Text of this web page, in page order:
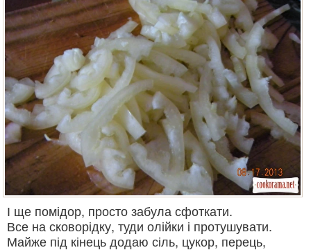
І ще помідор, просто забула сфоткати.
Все на сковорідку, туди олійки і протушувати.
Майже під кінець додаю сіль, цукор, перець,